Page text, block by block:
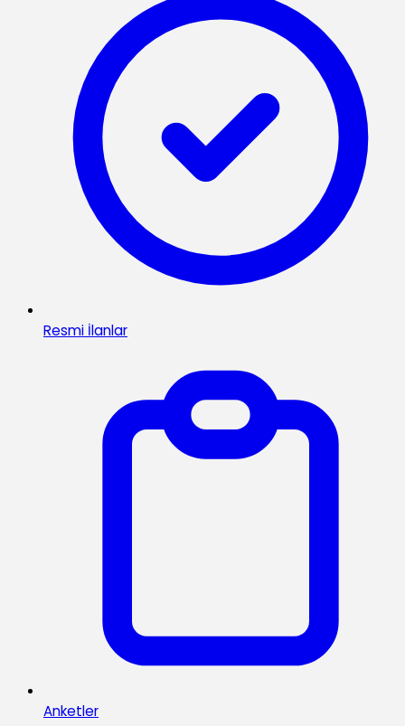
Resmi İlanlar
Anketler